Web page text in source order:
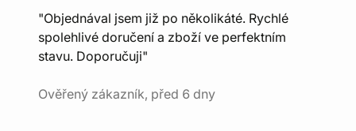
"Objednával jsem již po několikáté. Rychlé
spolehlivé doručení a zboží ve perfektním
stavu. Doporučuji"
Ověřený zákazník, před 6 dny